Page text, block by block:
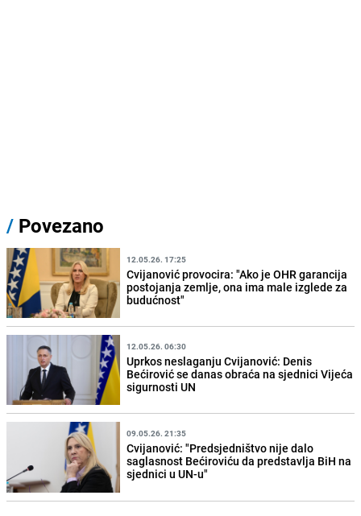
/ Povezano
12.05.26. 17:25
Cvijanović provocira: "Ako je OHR garancija
postojanja zemlje, ona ima male izglede za
budućnost"
12.05.26. 06:30
Uprkos neslaganju Cvijanović: Denis
Bećirović se danas obraća na sjednici Vijeća
sigurnosti UN
09.05.26. 21:35
Cvijanović: "Predsjedništvo nije dalo
saglasnost Bećiroviću da predstavlja BiH na
sjednici u UN-u"